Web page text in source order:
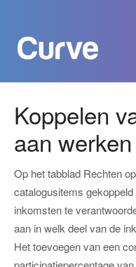
Curve
Koppelen
aan werken
Op het tabblad Rechten
catalogusitems
inkomsten te
aan in welk deel van de
Het toevoegen van een